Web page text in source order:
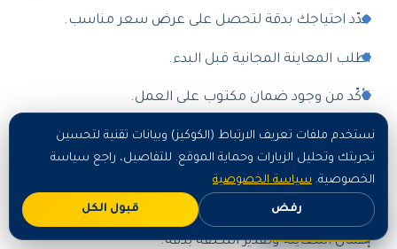
حدّد احتياجك بدقة لتحصل على عرض سعر مناسب.
اطلب المعاينة المجانية قبل البدء.
تأكّد من وجود ضمان مكتوب على العمل.
اختر فريقاً متخصصاً وذا خبرة لتجنّب إعادة العمل.
أخطاء شائعة نتجنّبها
إهمال المعاينة وتقدير التكلفة بدقة.
اطلب الآن
نستخدم ملفات تعريف الارتباط (الكوكيز) وبيانات تقنية لتحسين
تجربتك وتحليل الزيارات وحماية الموقع. للتفاصيل، راجع سياسة
الخصوصية. سياسة الخصوصية
رفض قبول الكل